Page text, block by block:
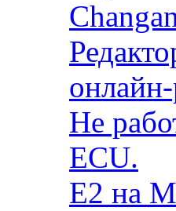
Не
ECU.
E2 на